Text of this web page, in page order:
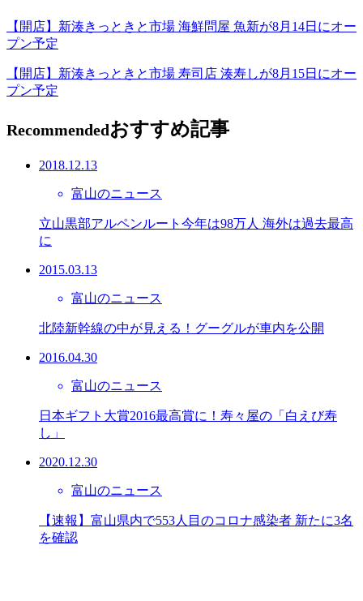
【開店】新湊きっときと市場 海鮮問屋 魚新が8月14日にオー
プン予定
【開店】新湊きっときと市場 寿司店 湊寿しが8月15日にオー
プン予定
Recommendedおすすめ記事
2018.12.13
富山のニュース
立山黒部アルペンルート今年は98万人 海外は過去最高
に
2015.03.13
富山のニュース
北陸新幹線の中が見える！グーグルが車内を公開
2016.04.30
富山のニュース
日本ギフト大賞2016最高賞に！寿々屋の「白えび寿
し」
2020.12.30
富山のニュース
【速報】富山県内で553人目のコロナ感染者 新たに3名
を確認